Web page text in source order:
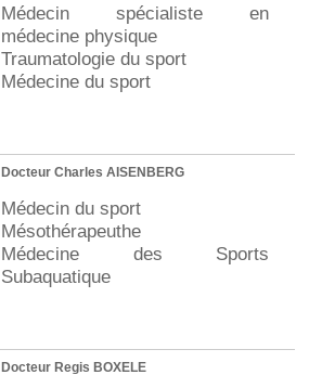
Médecin spécialiste en
médecine physique
Traumatologie du sport
Médecine du sport
Docteur Charles AISENBERG
Médecin du sport
Mésothérapeuthe
Médecine des Sports
Subaquatique
Docteur Regis BOXELE